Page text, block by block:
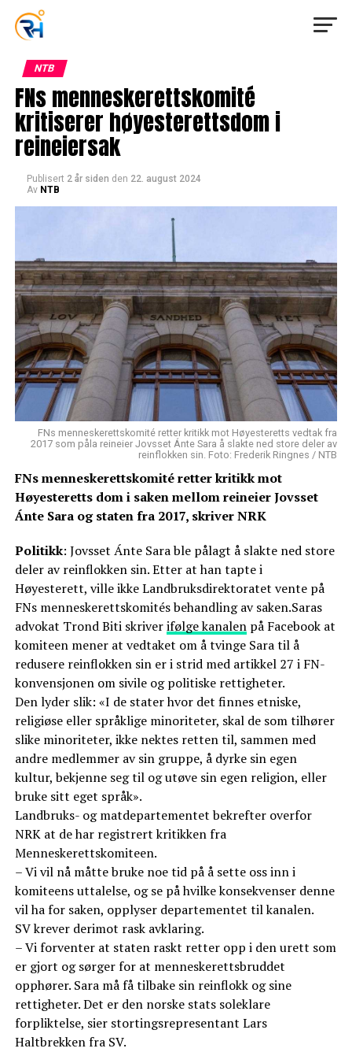
NTB
FNs menneskerettskomité
kritiserer høyesterettsdom i
reineiersak
Publisert 2 år siden den 22. august 2024
Av NTB
FNs menneskerettskomité retter kritikk mot Høyesteretts vedtak fra
2017 som påla reineier Jovsset Ánte Sara å slakte ned store deler av
reinflokken sin. Foto: Frederik Ringnes / NTB
FNs menneskerettskomité retter kritikk mot
Høyesteretts dom i saken mellom reineier Jovsset
Ánte Sara og staten fra 2017, skriver NRK
Politikk: Jovsset Ánte Sara ble pålagt å slakte ned store
deler av reinflokken sin. Etter at han tapte i
Høyesterett, ville ikke Landbruksdirektoratet vente på
FNs menneskerettskomités behandling av saken.Saras
advokat Trond Biti skriverifølge kanalenpå Facebook at
komiteen mener at vedtaket om å tvinge Sara til å
redusere reinflokken sin er i strid med artikkel 27 i FN-
konvensjonen om sivile og politiske rettigheter.
Den lyder slik: «I de stater hvor det finnes etniske,
religiøse eller språklige minoriteter, skal de som tilhører
slike minoriteter, ikke nektes retten til, sammen med
andre medlemmer av sin gruppe, å dyrke sin egen
kultur, bekjenne seg til og utøve sin egen religion, eller
bruke sitt eget språk».
Landbruks- og matdepartementet bekrefter overfor
NRK at de har registrert kritikken fra
Menneskerettskomiteen.
– Vi vil nå måtte bruke noe tid på å sette oss inn i
komiteens uttalelse, og se på hvilke konsekvenser denne
vil ha for saken, opplyser departementet til kanalen.
SV krever derimot rask avklaring.
– ⁠Vi forventer at staten raskt retter opp i den urett som
er gjort og sørger for at menneskerettsbruddet
opphører. ⁠Sara må få tilbake sin reinflokk og sine
rettigheter. Det er den norske stats soleklare
forpliktelse, sier stortingsrepresentant Lars
Haltbrekken fra SV.